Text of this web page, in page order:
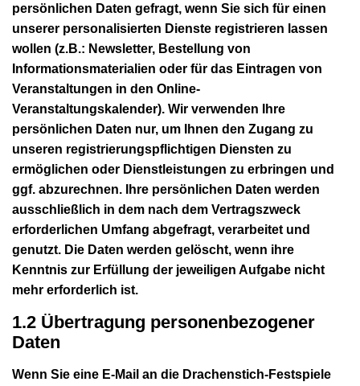
persönlichen Daten gefragt, wenn Sie sich für einen
unserer personalisierten Dienste registrieren lassen
wollen (z.B.: Newsletter, Bestellung von
Informationsmaterialien oder für das Eintragen von
Veranstaltungen in den Online-
Veranstaltungskalender). Wir verwenden Ihre
persönlichen Daten nur, um Ihnen den Zugang zu
unseren registrierungspflichtigen Diensten zu
ermöglichen oder Dienstleistungen zu erbringen und
ggf. abzurechnen. Ihre persönlichen Daten werden
ausschließlich in dem nach dem Vertragszweck
erforderlichen Umfang abgefragt, verarbeitet und
genutzt. Die Daten werden gelöscht, wenn ihre
Kenntnis zur Erfüllung der jeweiligen Aufgabe nicht
mehr erforderlich ist.
1.2 Übertragung personenbezogener
Daten
Wenn Sie eine E-Mail an die Drachenstich-Festspiele